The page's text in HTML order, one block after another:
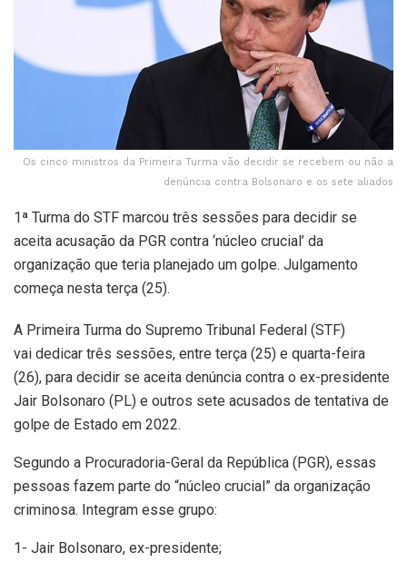
Os cinco ministros da Primeira Turma vão decidir se recebem ou não a
denúncia contra Bolsonaro e os sete aliados
1ª Turma do STF marcou três sessões para decidir se
aceita acusação da PGR contra ‘núcleo crucial’ da
organização que teria planejado um golpe. Julgamento
começa nesta terça (25).
A Primeira Turma do Supremo Tribunal Federal (STF)
vai dedicar três sessões, entre terça (25) e quarta-feira
(26), para decidir se aceita denúncia contra o ex-presidente
Jair Bolsonaro (PL) e outros sete acusados de tentativa de
golpe de Estado em 2022.
Segundo a Procuradoria-Geral da República (PGR), essas
pessoas fazem parte do “núcleo crucial” da organização
criminosa. Integram esse grupo:
1- Jair Bolsonaro, ex-presidente;